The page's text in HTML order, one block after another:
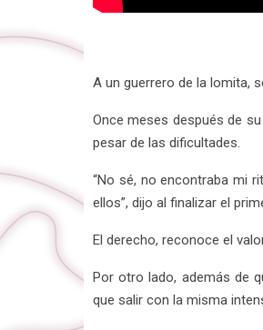
A un guerrero de la lomita,
Once meses después de
pesar de las dificultades.
“No sé, no encontraba mi
ellos”, dijo al finalizar el
El derecho, reconoce el
Por otro lado, además de
que salir con la misma